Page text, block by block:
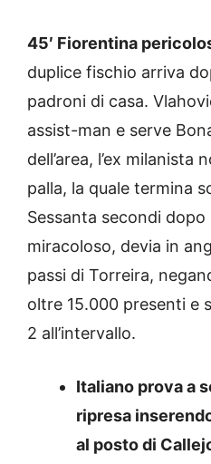
45′ Fiorentina
duplice fischio arriva
padroni di casa.
assist-man e serve
dell’area, l’ex milanista
palla, la quale termina
Sessanta secondi
miracoloso, devia in
passi di Torreira,
oltre 15.000 presenti e
2 all’intervallo.
Italiano prova a
ripresa
al posto di